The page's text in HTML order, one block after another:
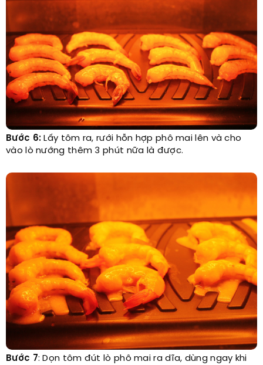
Bước 6:Lấy tôm ra, rưới hỗn hợp phô mai lên và cho
vào lò nướng thêm 3 phút nữa là được.
Bước 7: Dọn tôm đút lò phô mai ra dĩa, dùng ngay khi